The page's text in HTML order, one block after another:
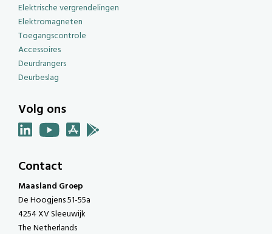
Elektrische vergrendelingen
Elektromagneten
Toegangscontrole
Accessoires
Deurdrangers
Deurbeslag
Volg ons
Contact
Maasland Groep
De Hoogjens 51-55a
4254 XV Sleeuwijk
The Netherlands